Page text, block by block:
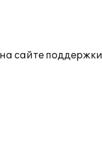
сайте поддержки